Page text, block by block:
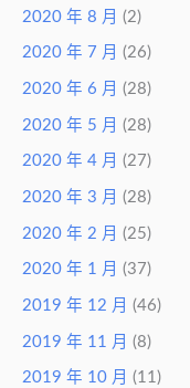
2020 年 8 月 (2)
2020 年 7 月 (26)
2020 年 6 月 (28)
2020 年 5 月 (28)
2020 年 4 月 (27)
2020 年 3 月 (28)
2020 年 2 月 (25)
2020 年 1 月 (37)
2019 年 12 月 (46)
2019 年 11 月 (8)
2019 年 10 月 (11)